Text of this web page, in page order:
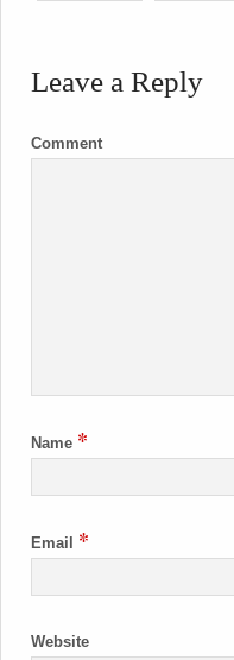
Leave a Reply
Comment
Name *
Email *
Website